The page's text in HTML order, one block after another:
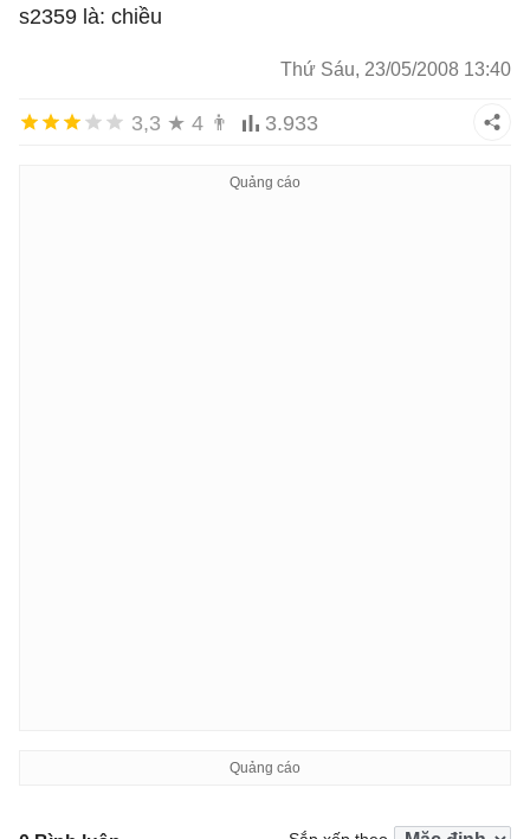
s2359 là: chiều
Thứ Sáu, 23/05/2008 13:40
3,3 ★ 4 👨 3.933